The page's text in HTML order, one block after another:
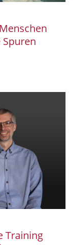
Training